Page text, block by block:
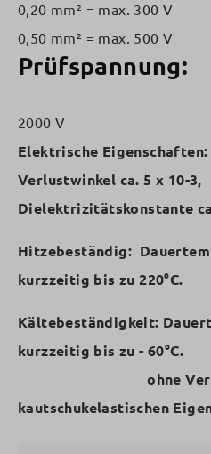
0,20 mm² = max. 300 V
0,50 mm² = max. 500 V
Prüfspannung:
2000 V
Elektrische Eigenschaften:
Verlustwinkel ca. 5 x 10-3,
Dielektrizitätskonstante
Hitzebeständig:
kurzzeitig bis zu 220°C.
Kältebeständigkeit:
kurzzeitig bis zu - 60°C.
ohne
kautschukelastischen